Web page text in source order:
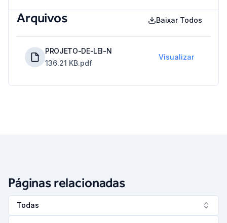
Arquivos Baixar Todos
PROJETO-DE-LEI-N
136.21 KB.pdf
Visualizar
Páginas relacionadas
Todas